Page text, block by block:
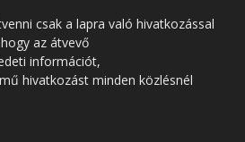
csak a lapra való hivatkozással
az átvevő
információt,
hivatkozást minden közlésnél